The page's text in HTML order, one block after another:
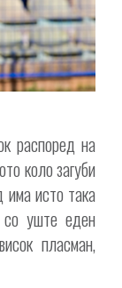
распоред на
коло загуби
има исто така
со уште еден
пласман,